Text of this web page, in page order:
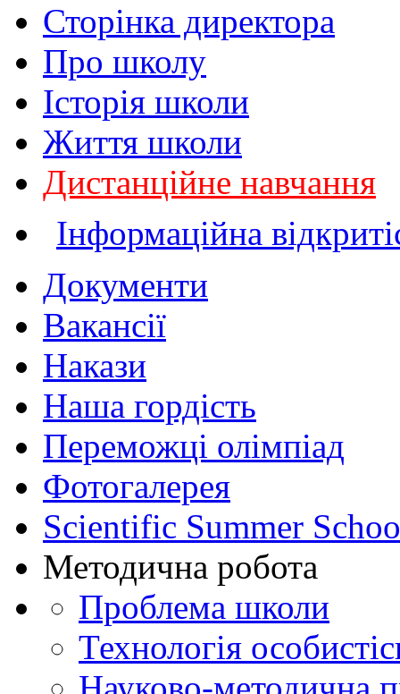
Сторінка директора
Про школу
Історія школи
Життя школи
Дистанційне навчання
Інформаційна
Документи
Вакансії
Накази
Наша гордість
Переможці олімпіад
Фотогалерея
Scientific Summer
Методична робота
Проблема школи
Технологія